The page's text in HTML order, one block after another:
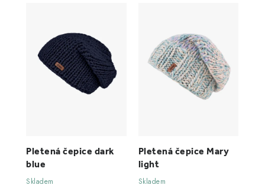
Pletená čepice dark
blue
Skladem
Pletená čepice Mary
light
Skladem